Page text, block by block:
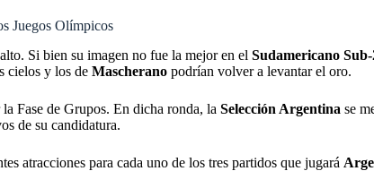
Juegos Olímpicos
Si bien su imagen no fue la mejor en el Sudamericano
cielos y los de Mascherano podrían volver a levantar el oro.
Fase de Grupos. En dicha ronda, la Selección Argentina se
de su candidatura.
atracciones para cada uno de los tres partidos que jugará